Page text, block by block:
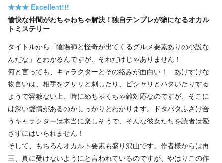
★★★ Excellent!!!
愉快な仲間がわちゃわちゃ解決！独自テンプレが癖になるオカル
トミステリー
タイトルから「陰陽師と怪奇が出てくるグルメ要素ありの小説な
んだな」とわかるんですが、それだけじゃありません！
何と言っても、キャラクターとその絡みが面白い！ あけすけな
物言いは、相手をグサリと刺したり、ピシャリとハタいたりする
ようで容赦ない上、時にめちゃくちゃ雑対応なのですが、そこに
は深い愛情があるのがしっかりとわかります。ドタバタふざけ合
うキャラクターは本当に楽しそうで、そんな彼女たちを読者は愛
さずにはいられません！
そして、もちろんオカルト要素も盛り沢山です。作者様からは再
三、真に受けないようにと言われているのですが、やはりこの作